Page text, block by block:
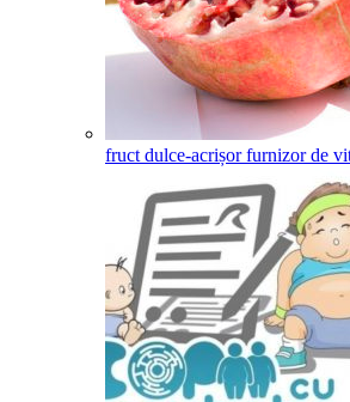
fruct dulce-acrișor furnizor de